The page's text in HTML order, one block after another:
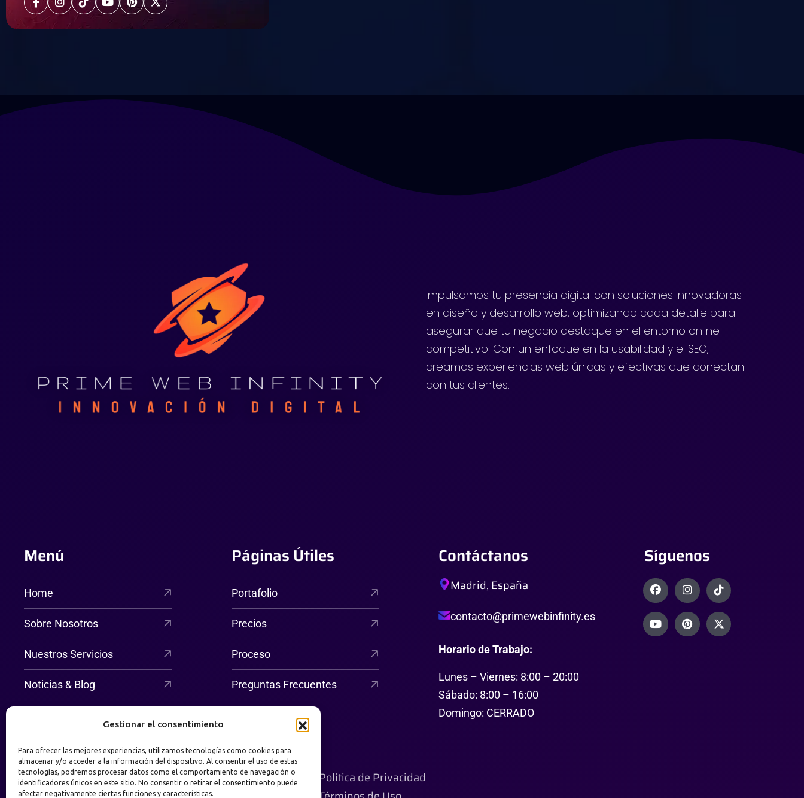
Gestionar el consentimiento
Para ofrecer las mejores experiencias, utilizamos tecnologías como cookies para
almacenar y/o acceder a la información del dispositivo. Al consentir el uso de estas
tecnologías, podremos procesar datos como el comportamiento de navegación o
identificadores únicos en este sitio. No consentir o retirar el consentimiento puede
afectar negativamente ciertas funciones y características.
Impulsamos tu presencia digital con soluciones innovadoras
en diseño y desarrollo web, optimizando cada detalle para
asegurar que tu negocio destaque en el entorno online
competitivo. Con un enfoque en la usabilidad y el SEO,
creamos experiencias web únicas y efectivas que conectan
con tus clientes.
Menú
Home
Sobre Nosotros
Nuestros Servicios
Noticias & Blog
Páginas Útiles
Portafolio
Precios
Proceso
Preguntas Frecuentes
Contáctanos
Madrid, España
contacto@primewebinfinity.es
Horario de Trabajo:
Lunes – Viernes: 8:00 – 20:00
Sábado: 8:00 – 16:00
Domingo: CERRADO
Síguenos
Política de Privacidad